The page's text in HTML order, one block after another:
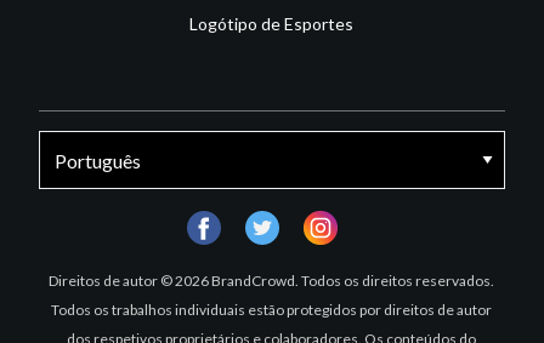
Logótipo de Esportes
Direitos de autor © 2026 BrandCrowd. Todos os direitos reservados.
Todos os trabalhos individuais estão protegidos por direitos de autor
dos respetivos proprietários e colaboradores. Os conteúdos do
facebooktwitter instagram